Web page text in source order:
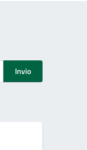
Invio